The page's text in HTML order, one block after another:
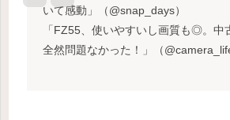
いて感動」（@snap_days）
「FZ55、使いやすいし画質も◎。中
全然問題なかった！」（